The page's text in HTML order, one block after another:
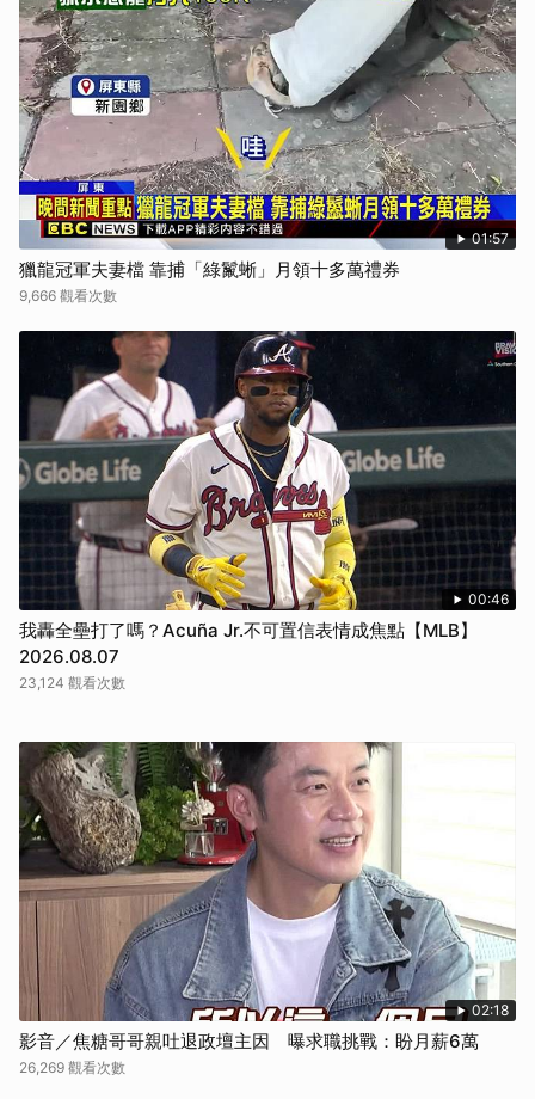
01:57
獵龍冠軍夫妻檔 靠捕「綠鬣蜥」月領十多萬禮券
9,666 觀看次數
00:46
我轟全壘打了嗎？Acuña Jr.不可置信表情成焦點【MLB】
2026.08.07
23,124 觀看次數
02:18
影音／焦糖哥哥親吐退政壇主因 曝求職挑戰：盼月薪6萬
26,269 觀看次數